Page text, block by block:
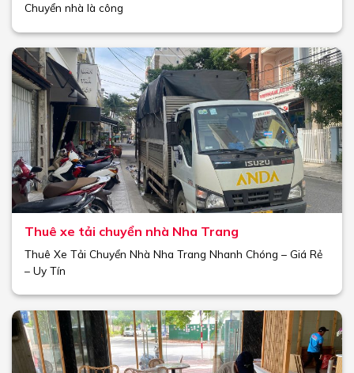
Chuyển nhà là công
Thuê xe tải chuyển nhà Nha Trang
Thuê Xe Tải Chuyển Nhà Nha Trang Nhanh Chóng – Giá Rẻ
– Uy Tín